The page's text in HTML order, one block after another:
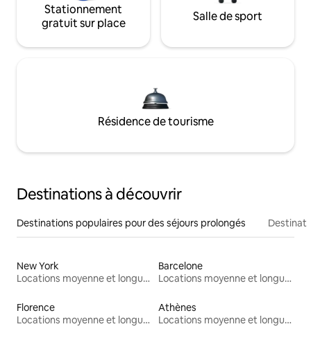
Stationnement
gratuit sur place
Salle de sport
Résidence de tourisme
Destinations à découvrir
Destinations populaires pour des séjours prolongés
New York
Locations moyenne et longue durée
Barcelone
Locations moyenne et longue durée
Florence
Locations moyenne et longue durée
Athènes
Locations moyenne et longue durée